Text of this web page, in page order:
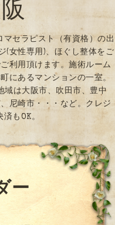
セラピスト（有資格）の出
(女性専用)、ほぐし整体をご
利用頂けます。施術ルーム
にあるマンションの一室。
域は大阪市、吹田市、豊中
尼崎市・・・など。クレジ
もOK。
ー